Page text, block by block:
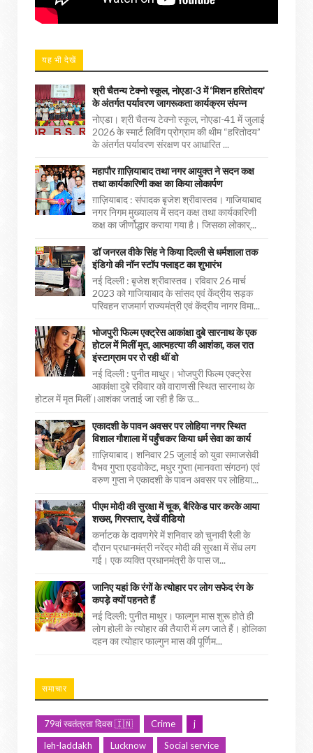
यह भी देखें
श्री चैतन्य टेक्नो स्कूल, नोएडा-3 में ‘मिशन हरितोदय’
के अंतर्गत पर्यावरण जागरूकता कार्यक्रम संपन्न
नोएडा। श्री चैतन्य टेक्नो स्कूल, नोएडा-41 में जुलाई
2026 के स्मार्ट लिविंग प्रोग्राम की थीम “हरितोदय”
के अंतर्गत पर्यावरण संरक्षण पर आधारित ...
महापौर ग़ाज़ियाबाद तथा नगर आयुक्त ने सदन कक्ष
तथा कार्यकारिणी कक्ष का किया लोकार्पण
ग़ाज़ियाबाद : संपादक बृजेश श्रीवास्तव। गाजियाबाद
नगर निगम मुख्यालय में सदन कक्ष तथा कार्यकारिणी
कक्ष का जीर्णोद्धार कराया गया है। जिसका लोकार्...
डॉ जनरल वीके सिंह ने किया दिल्ली से धर्मशाला तक
इंडिगो की नॉन स्टॉप फ्लाइट का शुभारंभ
नई दिल्ली : बृजेश श्रीवास्तव। रविवार 26 मार्च
2023 को गाजियाबाद के सांसद एवं केंद्रीय सड़क
परिवहन राजमार्ग राज्यमंत्री एवं केंद्रीय नागर विमा...
भोजपुरी फिल्म एक्ट्रेस आकांक्षा दुबे सारनाथ के एक
होटल में मिलीं मृत, आत्महत्या की आशंका, कल रात
इंस्टाग्राम पर रो रही थीं वो
नई दिल्ली : पुनीत माथुर। भोजपुरी फिल्म एक्ट्रेस
आकांक्षा दुबे रविवार को वाराणसी स्थित सारनाथ के
होटल में मृत मिलीं।आशंका जताई जा रही है कि उ...
एकादशी के पावन अवसर पर लोहिया नगर स्थित
विशाल गौशाला में पहुँचकर किया धर्म सेवा का कार्य
ग़ाज़ियाबाद। शनिवार 25 जुलाई को युवा समाजसेवी
वैभव गुप्ता एडवोकेट, मधुर गुप्ता (मानवता संगठन) एवं
वरुण गुप्ता ने एकादशी के पावन अवसर पर लोहिया...
पीएम मोदी की सुरक्षा में चूक, बैरिकेड पार करके आया
शख्स, गिरफ्तार, देखें वीडियो
कर्नाटक के दावणगेरे में शनिवार को चुनावी रैली के
दौरान प्रधानमंत्री नरेंद्र मोदी की सुरक्षा में सेंध लग
गई। एक व्यक्ति प्रधानमंत्री के पास ज...
जानिए यहां कि रंगों के त्योहार पर लोग सफेद रंग के
कपड़े क्यों पहनते हैं
नई दिल्ली: पुनीत माथुर। फाल्गुन मास शुरू होते ही
लोग होली के त्योहार की तैयारी में लग जाते हैं। होलिका
दहन का त्योहार फाल्गुन मास की पूर्णिम...
समाचार
79वां स्वतंत्रता दिवस 🇮🇳 Crime
j
leh-laddakh
Lucknow Social service